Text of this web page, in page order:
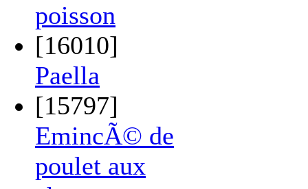
poisson
[16010]
Paella
[15797]
EmincÃ© de
poulet aux